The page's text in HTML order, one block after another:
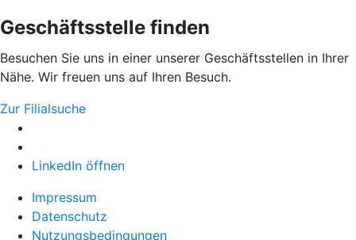
Geschäftsstelle finden
Besuchen Sie uns in einer unserer Geschäftsstellen in Ihrer
Nähe. Wir freuen uns auf Ihren Besuch.
Zur Filialsuche
LinkedIn öffnen
Impressum
Datenschutz
Nutzungsbedingungen